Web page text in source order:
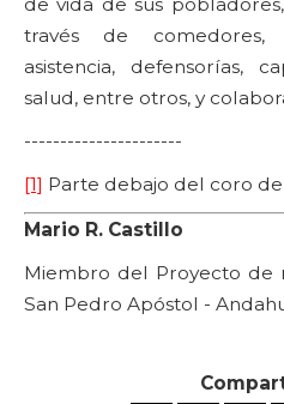
de vida de sus
través de comedores,
asistencia, defensorías,
salud, entre otros, y
----------------------
[1] Parte debajo del coro
Mario R. Castillo
Miembro del Proyecto de
San Pedro Apóstol -